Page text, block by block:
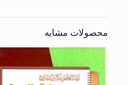
محصولات مشابه